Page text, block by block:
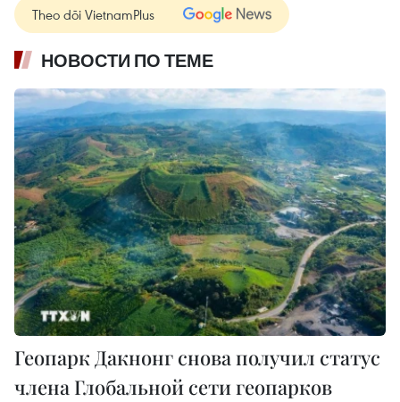
Theo dõi VietnamPlus
НОВОСТИ ПО ТЕМЕ
Геопарк Дакнонг снова получил статус
члена Глобальной сети геопарков